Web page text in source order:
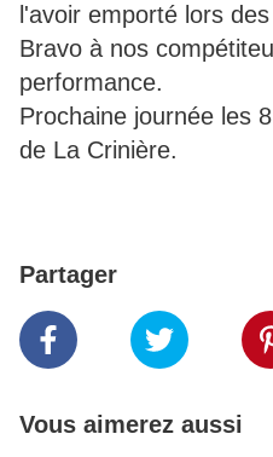
l'avoir emporté lors
Bravo à nos
performance.
Prochaine journée les
de La Crinière.
Partager
Vous aimerez aussi